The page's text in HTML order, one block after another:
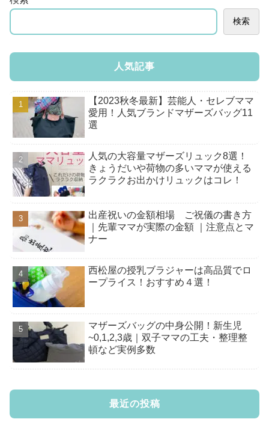
検索
人気記事
【2023秋冬最新】芸能人・セレブママ
愛用！人気ブランドマザーズバッグ11
選
人気の大容量マザーズリュック8選！
きょうだいや荷物の多いママが使える
ラクラクお出かけリュックはコレ！
出産祝いの金額相場 ご祝儀の書き方
｜先輩ママが実際の金額 ｜注意点とマ
ナー
西松屋の授乳ブラジャーは高品質でロ
ープライス！おすすめ４選！
マザーズバッグの中身公開！新生児
~0,1,2,3歳｜双子ママの工夫・整理整
頓など実例多数
最近の投稿